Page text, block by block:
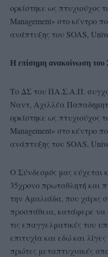
ορκίστηκε ως πτυχιούχος
Μanagement» στο κέντρο
ανάπτυξης του SOAS,
Η επίσημη ανακοίνωση
Το ΔΣ του ΠΑ.Σ.Α.Π.
Ναντ, Αχιλλέα
ορκίστηκε ως πτυχιούχος
Μanagement» στο κέντρο
ανάπτυξης του SOAS,
Ο Σύνδεσμός μας εύχεται
35χρονο πρωταθλητή και
την Αμαλιάδα, που χάρις
προσπάθεια, κατάφερε
τις επαγγελματικές του
επιτυχία και εδώ και
πρώτες μεταπτυχιακές